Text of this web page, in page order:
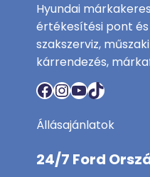
Hyundai
értékesítési pont és
szakszerviz,
kárrendezés,
Facebook
Instagram
YouTube
TikTok
Állásajánlatok
24/7 Ford